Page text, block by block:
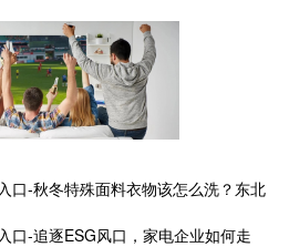
口-秋冬特殊面料衣物该怎么洗？东北
口-追逐ESG风口，家电企业如何走